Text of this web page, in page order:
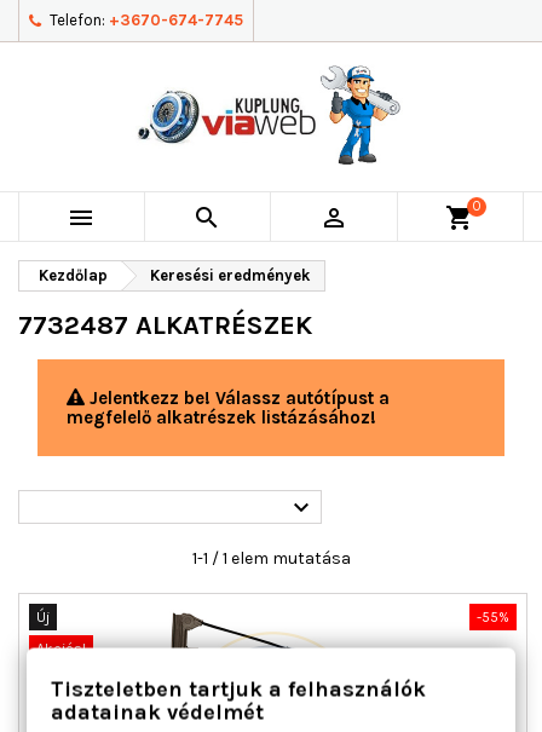
Telefon: +3670-674-7745
   shopping_cart0
Kezdőlap Keresési eredmények
7732487 ALKATRÉSZEK
Jelentkezz be! Válassz autótípust a
megfelelő alkatrészek listázásához!

1-1 / 1 elem mutatása
-55%
Új
Akciós!
Tiszteletben tartjuk a felhasználók
adatainak védelmét